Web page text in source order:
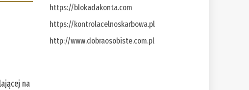
na
https://blokadakonta.com
https://kontrolacelnoskarbowa.pl
http://www.dobraosobiste.com.pl